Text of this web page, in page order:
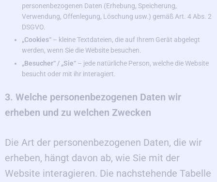
personenbezogenen Daten (Erhebung, Speicherung,
Verwendung, Offenlegung, Löschung usw.) gemäß Art. 4 Abs. 2
DSGVO.
„Cookies“ – kleine Textdateien, die auf Ihrem Gerät abgelegt
werden, wenn Sie die Website besuchen.
„Besucher“ / „Sie“ – jede natürliche Person, welche die Website
besucht oder mit ihr interagiert.
3. Welche personenbezogenen Daten wir
erheben und zu welchen Zwecken
Die Art der personenbezogenen Daten, die wir
erheben, hängt davon ab, wie Sie mit der
Website interagieren. Die nachstehende Tabelle